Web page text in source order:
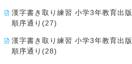
漢字書き取り練習 小学3年教育出版
順序通り(27)
漢字書き取り練習 小学3年教育出版
順序通り(28)